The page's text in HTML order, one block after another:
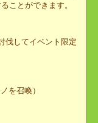
キャラが目印です。
の位置（247,393）付
ることができます。
討伐してイベント限定